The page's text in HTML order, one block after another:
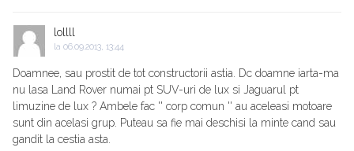
lollll
la 06.09.2013, 13:44
Doamnee, sau prostit de tot constructorii astia. Dc doamne iarta-ma
nu lasa Land Rover numai pt SUV-uri de lux si Jaguarul pt
limuzine de lux ? Ambele fac '' corp comun '' au aceleasi motoare
sunt din acelasi grup. Puteau sa fie mai deschisi la minte cand sau
gandit la cestia asta.